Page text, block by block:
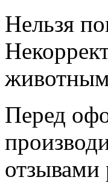
Нельзя
Перед
отзывами